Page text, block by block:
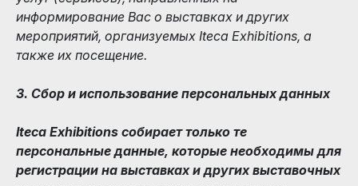
информирование Вас о выставках и других
мероприятий, организуемых Iteca Exhibitions, а
также их посещение.
3. Сбор и использование персональных данных
Iteca Exhibitions собирает только те
персональные данные, которые необходимы для
регистрации на выставках и других выставочных